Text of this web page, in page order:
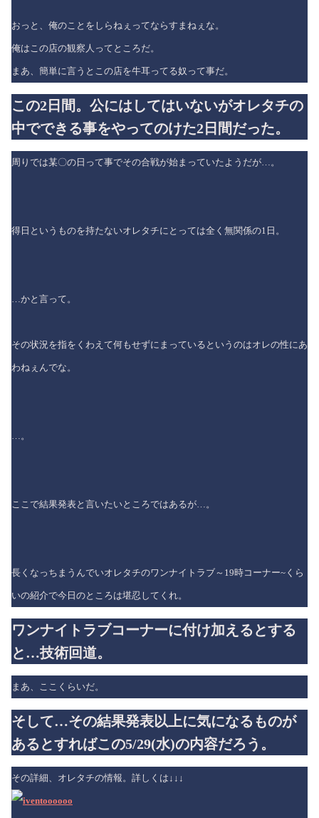
おっと、俺のことをしらねぇってならすまねぇな。
俺はこの店の観察人ってところだ。
まあ、簡単に言うとこの店を牛耳ってる奴って事だ。
この2日間。公にはしてはいないがオレタチの
中でできる事をやってのけた2日間だった。
周りでは某〇の日って事でその合戦が始まっていたようだが…。
得日というものを持たないオレタチにとっては全く無関係の1日。
…かと言って。
その状況を指をくわえて何もせずにまっているというのはオレの性にあ
わねぇんでな。
…。
ここで結果発表と言いたいところではあるが…。
長くなっちまうんでいオレタチのワンナイトラブ～19時コーナー~くら
いの紹介で今日のところは堪忍してくれ。
ワンナイトラブコーナーに付け加えるとする
と…技術回道。
まあ、ここくらいだ。
そして…その結果発表以上に気になるものが
あるとすればこの5/29(水)の内容だろう。
その詳細、オレタチの情報。詳しくは↓↓↓